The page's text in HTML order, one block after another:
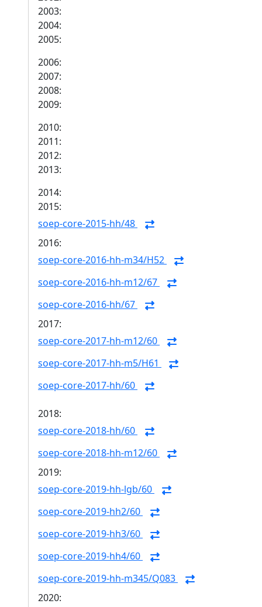
2003:
2004:
2005:
2006:
2007:
2008:
2009:
2010:
2011:
2012:
2013:
2014:
2015:
soep-core-2015-hh/48
2016:
soep-core-2016-hh-m34/H52
soep-core-2016-hh-m12/67
soep-core-2016-hh/67
2017:
soep-core-2017-hh-m12/60
soep-core-2017-hh-m5/H61
soep-core-2017-hh/60
2018:
soep-core-2018-hh/60
soep-core-2018-hh-m12/60
2019:
soep-core-2019-hh-lgb/60
soep-core-2019-hh2/60
soep-core-2019-hh3/60
soep-core-2019-hh4/60
soep-core-2019-hh-m345/Q083
2020: